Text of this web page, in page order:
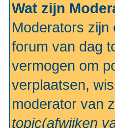
Wat zijn
Moderators zijn
forum van dag
vermogen om
verplaatsen,
moderator van
topic(afwijken